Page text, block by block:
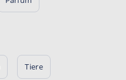
Tiere